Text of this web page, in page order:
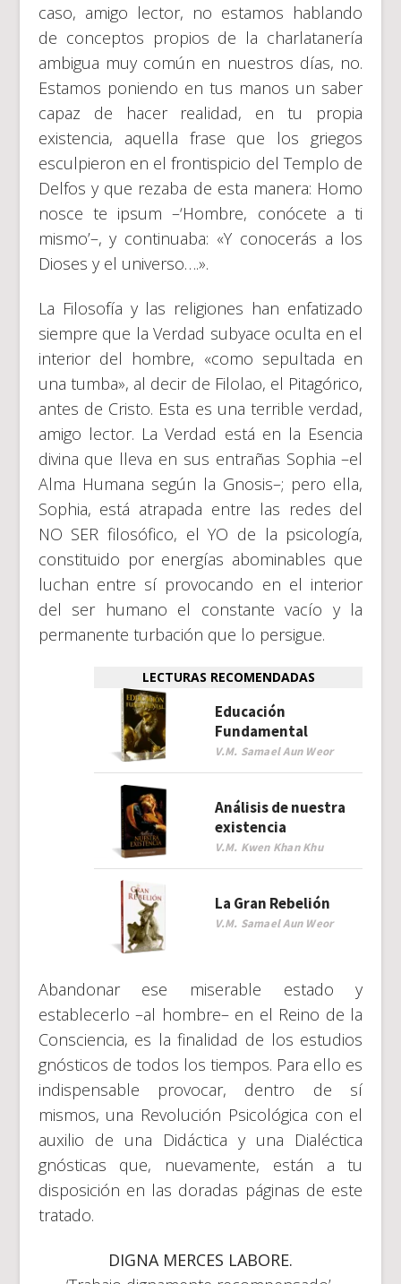
caso, amigo lector, no estamos hablando
de conceptos propios de la charlatanería
ambigua muy común en nuestros días, no.
Estamos poniendo en tus manos un saber
capaz de hacer realidad, en tu propia
existencia, aquella frase que los griegos
esculpieron en el frontispicio del Templo de
Delfos y que rezaba de esta manera: Homo
nosce te ipsum –‘Hombre, conócete a ti
mismo’–, y continuaba: «Y conocerás a los
Dioses y el universo….».
La Filosofía y las religiones han enfatizado
siempre que la Verdad subyace oculta en el
interior del hombre, «como sepultada en
una tumba», al decir de Filolao, el Pitagórico,
antes de Cristo. Esta es una terrible verdad,
amigo lector. La Verdad está en la Esencia
divina que lleva en sus entrañas Sophia –el
Alma Humana según la Gnosis–; pero ella,
Sophia, está atrapada entre las redes del
NO SER filosófico, el YO de la psicología,
constituido por energías abominables que
luchan entre sí provocando en el interior
del ser humano el constante vacío y la
permanente turbación que lo persigue.
LECTURAS RECOMENDADAS
Educación
Fundamental
V.M. Samael Aun Weor
Análisis de nuestra
existencia
V.M. Kwen Khan Khu
La Gran Rebelión
V.M. Samael Aun Weor
Abandonar ese miserable estado y
establecerlo –al hombre– en el Reino de la
Consciencia, es la finalidad de los estudios
gnósticos de todos los tiempos. Para ello es
indispensable provocar, dentro de sí
mismos, una Revolución Psicológica con el
auxilio de una Didáctica y una Dialéctica
gnósticas que, nuevamente, están a tu
disposición en las doradas páginas de este
tratado.
DIGNA MERCES LABORE.